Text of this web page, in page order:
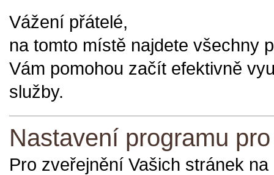
Vážení přátelé,
na tomto místě najdete všechny
Vám pomohou začít efektivně
služby.
Nastavení programu
Pro zveřejnění Vašich stránek